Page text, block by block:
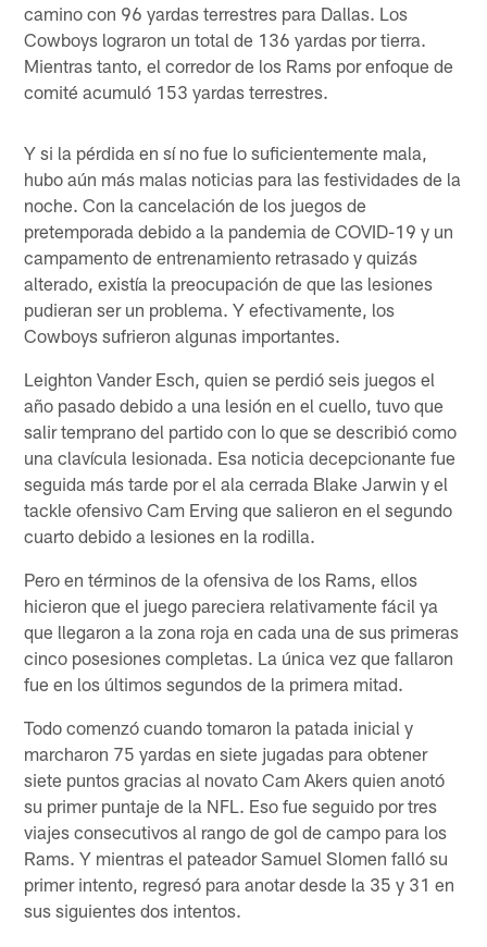
camino con 96 yardas terrestres para Dallas. Los
Cowboys lograron un total de 136 yardas por tierra.
Mientras tanto, el corredor de los Rams por enfoque de
comité acumuló 153 yardas terrestres.
Y si la pérdida en sí no fue lo suficientemente mala,
hubo aún más malas noticias para las festividades de la
noche. Con la cancelación de los juegos de
pretemporada debido a la pandemia de COVID-19 y un
campamento de entrenamiento retrasado y quizás
alterado, existía la preocupación de que las lesiones
pudieran ser un problema. Y efectivamente, los
Cowboys sufrieron algunas importantes.
Leighton Vander Esch, quien se perdió seis juegos el
año pasado debido a una lesión en el cuello, tuvo que
salir temprano del partido con lo que se describió como
una clavícula lesionada. Esa noticia decepcionante fue
seguida más tarde por el ala cerrada Blake Jarwin y el
tackle ofensivo Cam Erving que salieron en el segundo
cuarto debido a lesiones en la rodilla.
Pero en términos de la ofensiva de los Rams, ellos
hicieron que el juego pareciera relativamente fácil ya
que llegaron a la zona roja en cada una de sus primeras
cinco posesiones completas. La única vez que fallaron
fue en los últimos segundos de la primera mitad.
Todo comenzó cuando tomaron la patada inicial y
marcharon 75 yardas en siete jugadas para obtener
siete puntos gracias al novato Cam Akers quien anotó
su primer puntaje de la NFL. Eso fue seguido por tres
viajes consecutivos al rango de gol de campo para los
Rams. Y mientras el pateador Samuel Slomen falló su
primer intento, regresó para anotar desde la 35 y 31 en
sus siguientes dos intentos.